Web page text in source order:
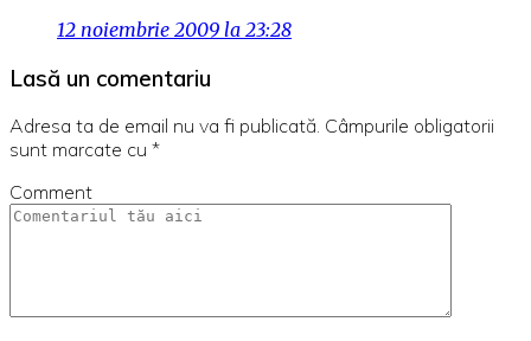
12 noiembrie 2009 la 23:28
Lasă un comentariu
Adresa ta de email nu va fi publicată. Câmpurile obligatorii
sunt marcate cu *
Comment